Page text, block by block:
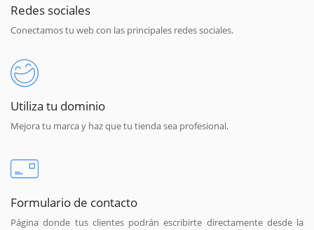
Redes sociales
Conectamos tu web con las principales redes sociales.
Utiliza tu dominio
Mejora tu marca y haz que tu tienda sea profesional.
Formulario de contacto
Página donde tus clientes podrán escribirte directamente desde la